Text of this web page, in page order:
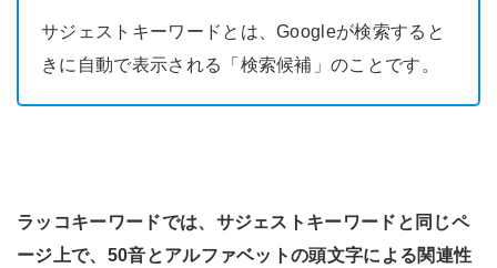
サジェストキーワードとは、Googleが検索すると
きに自動で表示される「検索候補」のことです。
ラッコキーワードでは、サジェストキーワードと同じペ
ージ上で、50音とアルファベットの頭文字による関連性